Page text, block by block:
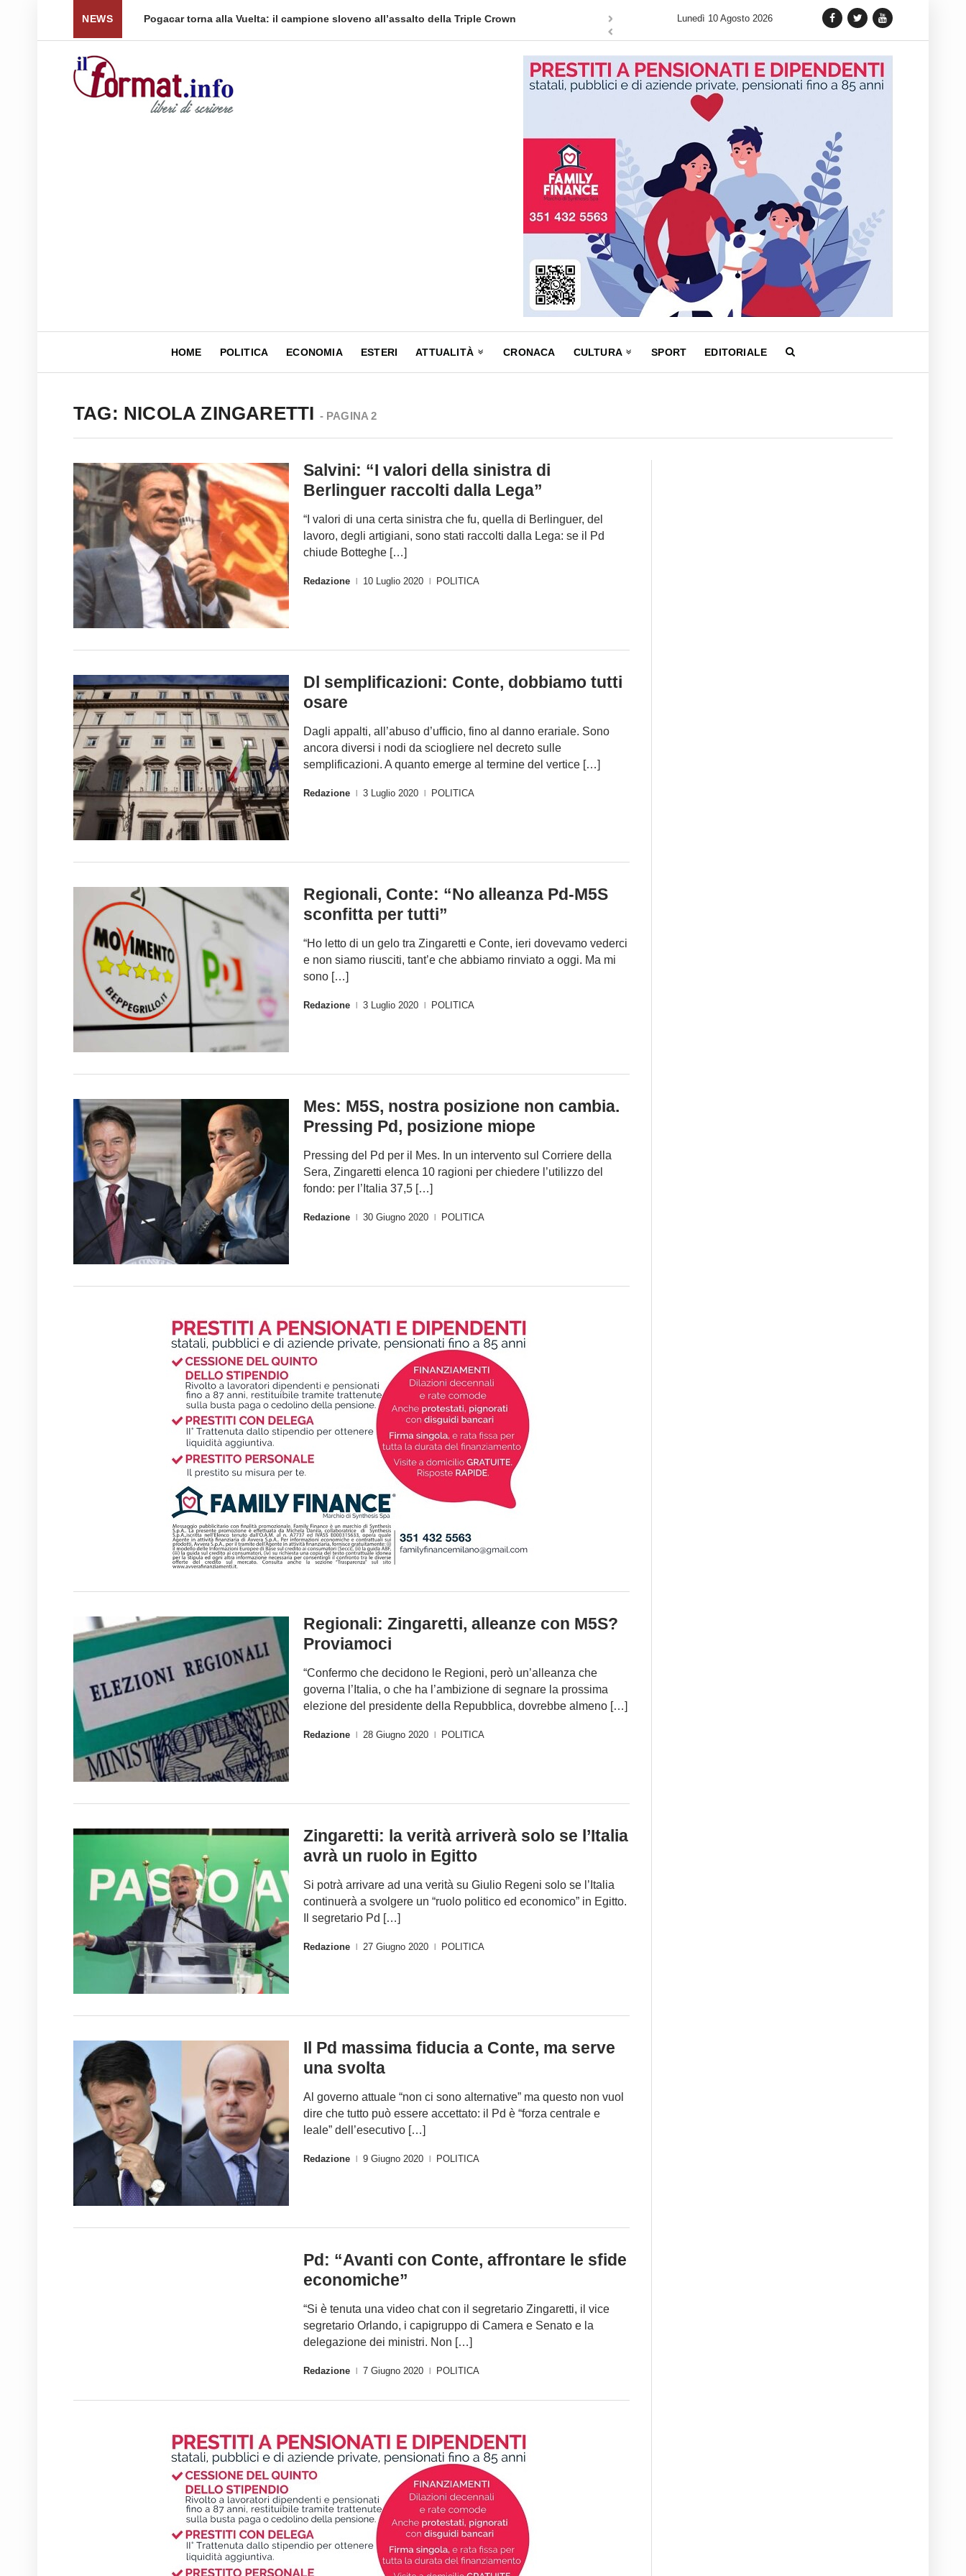
NEWS
per le spedizioni ... Pogacar torna alla Vuelta: il campione sloveno all’assalto della Triple Crown Il fascino intramontabile del Dress Watch: cinque fasce di prezzo per
Lunedì 10 Agosto 2026
HOME POLITICA ECONOMIA ESTERI ATTUALITÀ CRONACA CULTURA SPORT EDITORIALE
TAG: NICOLA ZINGARETTI - PAGINA 2
Salvini: “I valori della sinistra di
Berlinguer raccolti dalla Lega”
“I valori di una certa sinistra che fu, quella di Berlinguer, del
lavoro, degli artigiani, sono stati raccolti dalla Lega: se il Pd
chiude Botteghe […]
Redazione 10 Luglio 2020 POLITICA
Dl semplificazioni: Conte, dobbiamo tutti
osare
Dagli appalti, all’abuso d’ufficio, fino al danno erariale. Sono
ancora diversi i nodi da sciogliere nel decreto sulle
semplificazioni. A quanto emerge al termine del vertice […]
Redazione 3 Luglio 2020 POLITICA
Regionali, Conte: “No alleanza Pd-M5S
sconfitta per tutti”
“Ho letto di un gelo tra Zingaretti e Conte, ieri dovevamo vederci
e non siamo riusciti, tant’e che abbiamo rinviato a oggi. Ma mi
sono […]
Redazione 3 Luglio 2020 POLITICA
Mes: M5S, nostra posizione non cambia.
Pressing Pd, posizione miope
Pressing del Pd per il Mes. In un intervento sul Corriere della
Sera, Zingaretti elenca 10 ragioni per chiedere l’utilizzo del
fondo: per l’Italia 37,5 […]
Redazione 30 Giugno 2020 POLITICA
Regionali: Zingaretti, alleanze con M5S?
Proviamoci
“Confermo che decidono le Regioni, però un’alleanza che
governa l’Italia, o che ha l’ambizione di segnare la prossima
elezione del presidente della Repubblica, dovrebbe almeno […]
Redazione 28 Giugno 2020 POLITICA
Zingaretti: la verità arriverà solo se l’Italia
avrà un ruolo in Egitto
Si potrà arrivare ad una verità su Giulio Regeni solo se l’Italia
continuerà a svolgere un “ruolo politico ed economico” in Egitto.
Il segretario Pd […]
Redazione 27 Giugno 2020 POLITICA
Il Pd massima fiducia a Conte, ma serve
una svolta
Al governo attuale “non ci sono alternative” ma questo non vuol
dire che tutto può essere accettato: il Pd è “forza centrale e
leale” dell’esecutivo […]
Redazione 9 Giugno 2020 POLITICA
Pd: “Avanti con Conte, affrontare le sfide
economiche”
“Si è tenuta una video chat con il segretario Zingaretti, il vice
segretario Orlando, i capigruppo di Camera e Senato e la
delegazione dei ministri. Non […]
Redazione 7 Giugno 2020 POLITICA